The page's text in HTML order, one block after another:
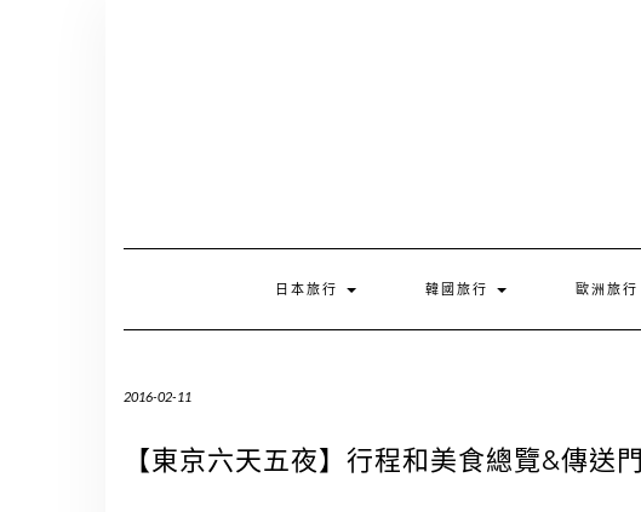
日本旅行 韓國旅行 歐洲旅行
2016-02-11
【東京六天五夜】行程和美食總覽&傳送門